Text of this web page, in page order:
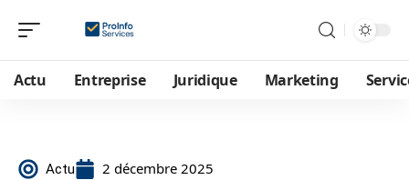
Actu Entreprise Juridique Marketing
Actu 2 décembre 2025